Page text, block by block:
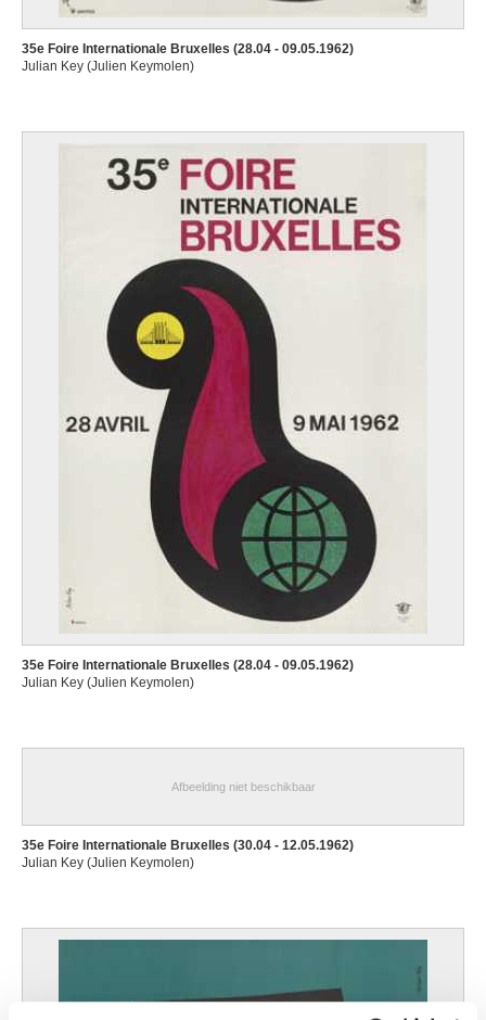
35e Foire Internationale Bruxelles (28.04 - 09.05.1962)
Julian Key (Julien Keymolen)
35e Foire Internationale Bruxelles (28.04 - 09.05.1962)
Julian Key (Julien Keymolen)
Afbeelding niet beschikbaar
35e Foire Internationale Bruxelles (30.04 - 12.05.1962)
Julian Key (Julien Keymolen)